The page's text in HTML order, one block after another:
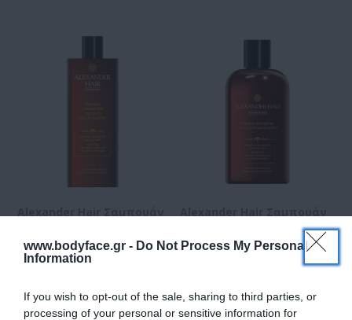
www.bodyface.gr - Do Not Process My Personal
Information
If you wish to opt-out of the sale, sharing to third parties, or
processing of your personal or sensitive information for
300ml
Διαθέσιμο
500ml